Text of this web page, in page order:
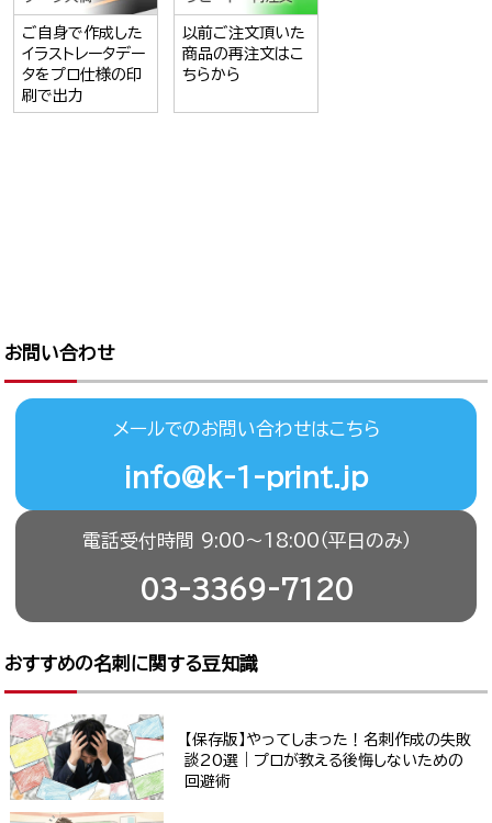
ご自身で作成した
イラストレータデー
タをプロ仕様の印
刷で出力
以前ご注文頂いた
商品の再注文はこ
ちらから
お問い合わせ
メールでのお問い合わせはこちら
info@k-1-print.jp
電話受付時間 9:00〜18:00（平日のみ）
03-3369-7120
おすすめの名刺に関する豆知識
【保存版】やってしまった！名刺作成の失敗
談20選｜プロが教える後悔しないための
回避術